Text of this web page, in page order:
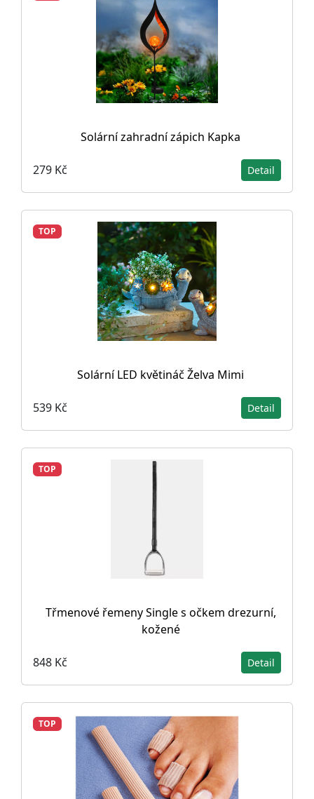
Solární zahradní zápich Kapka
279 Kč Detail
TOP
Solární LED květináč Želva Mimi
539 Kč Detail
TOP
Třmenové řemeny Single s očkem drezurní,
kožené
848 Kč Detail
TOP